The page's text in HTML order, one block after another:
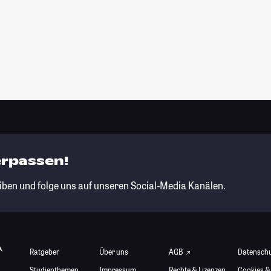
und folge uns auf unseren Social-Media Kanälen.
Ratgeber
Über uns
AGB